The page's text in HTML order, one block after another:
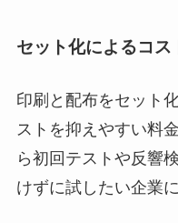
セット化によるコ
印刷と配布をセット
ストを抑えやすい料
ら初回テストや反響
けずに試したい企業